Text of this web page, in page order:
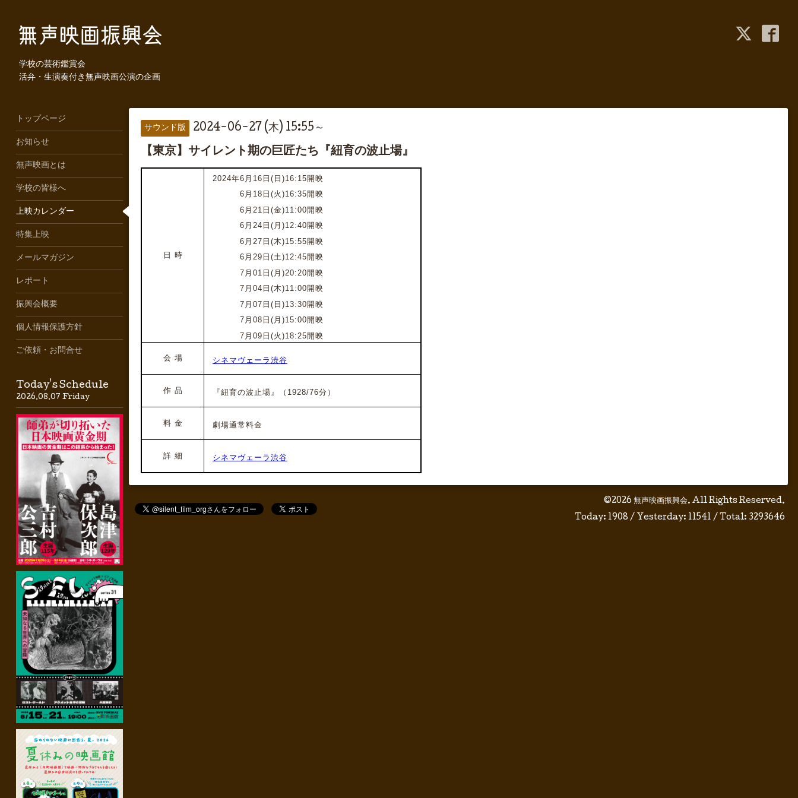
学校の芸術鑑賞会
活弁・生演奏付き無声映画公演の企画
サウンド版 2024-06-27 (木) 15:55～
【東京】サイレント期の巨匠たち『紐育の波止場』
日 時
2024年6月16日(日)16:15開映
6月18日(火)16:35開映
6月21日(金)11:00開映
6月24日(月)12:40開映
6月27日(木)15:55開映
6月29日(土)12:45開映
7月01日(月)20:20開映
7月04日(木)11:00開映
7月07日(日)13:30開映
7月08日(月)15:00開映
7月09日(火)18:25開映
会 場 シネマヴェーラ渋谷
作 品 『紐育の波止場』 （1928/76分）
料 金 劇場通常料金
詳 細 シネマヴェーラ渋谷
©2026 無声映画振興会. All Rights Reserved.
Today: 1908 / Yesterday: 11541 / Total: 3293646
トップページ
お知らせ
無声映画とは
学校の皆様へ
上映カレンダー
特集上映
メールマガジン
レポート
振興会概要
個人情報保護方針
ご依頼・お問合せ
Today's Schedule
2026.08.07 Friday